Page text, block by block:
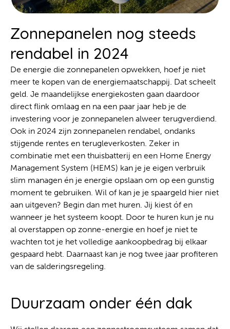
Zonnepanelen nog steeds
rendabel in 2024
De energie die zonnepanelen opwekken, hoef je niet
meer te kopen van de energiemaatschappij. Dat scheelt
geld. Je maandelijkse energiekosten gaan daardoor
direct flink omlaag en na een paar jaar heb je de
investering voor je zonnepanelen alweer terugverdiend.
Ook in 2024 zijn zonnepanelen rendabel, ondanks
stijgende rentes en terugleverkosten. Zeker in
combinatie met een thuisbatterij en een Home Energy
Management System (HEMS) kan je je eigen verbruik
slim managen én je energie opslaan om op een gunstig
moment te gebruiken. Wil of kan je je spaargeld hier niet
aan uitgeven? Begin dan met huren. Jij kiest óf en
wanneer je het systeem koopt. Door te huren kun je nu
al overstappen op zonne-energie en hoef je niet te
wachten tot je het volledige aankoopbedrag bij elkaar
gespaard hebt. Daarnaast kan je nog twee jaar profiteren
van de salderingsregeling.
Duurzaam onder één dak